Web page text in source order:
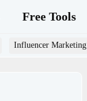
Free Tools
Influencer Marketing